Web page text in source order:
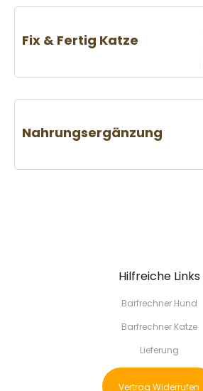
Fix & Fertig Katze
Nahrungsergänzung
Hilfreiche Links
Barfrechner Hund
Barfrechner Katze
Lieferung
Vertrag Widerrufen